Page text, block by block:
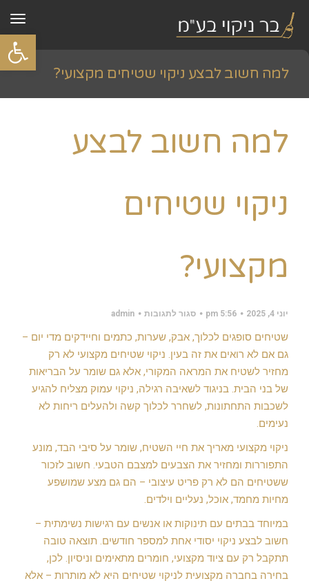
פתח
למה חשוב לבצע ניקוי שטיחים מקצועי?
למה חשוב לבצע
ניקוי שטיחים
מקצועי?
יוני 4, 2025 5:56 pm סגור לתגובות על
חשוב
לבצע
ניקוי
מקצועי?
admin
שטיחים סופגים לכלוך, אבק, שערות, כתמים וחיידקים מדי יום –
גם אם לא רואים את זה בעין. ניקוי שטיחים מקצועי לא רק
מחזיר לשטיח את המראה המקורי, אלא גם שומר על הבריאות
של בני הבית. בניגוד לשאיבה רגילה, ניקוי עמוק מצליח להגיע
לשכבות התחתונות, לשחרר לכלוך קשה ולהעלים ריחות לא
נעימים.
ניקוי מקצועי מאריך את חיי השטיח, שומר על סיבי הבד, מונע
התפוררות ומחזיר את הצבעים למצבם הטבעי. חשוב לזכור
ששטיחים הם לא רק פריט עיצובי – הם גם מצע שמושפע
מחיות מחמד, אוכל, נעליים וילדים.
במיוחד בבתים עם תינוקות או אנשים עם רגישות נשימתית –
חשוב לבצע ניקוי יסודי אחת למספר חודשים. תוצאה טובה
תתקבל רק עם ציוד מקצועי, חומרים מתאימים וניסיון. לכן,
בחירה בחברה מקצועית לניקוי שטיחים היא לא מותרות – אלא